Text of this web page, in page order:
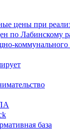
цены при
по Лабинскому
коммунального
база